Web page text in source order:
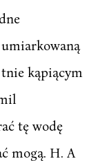
tnie kąpiącym
tę wodę
mogą. H. A